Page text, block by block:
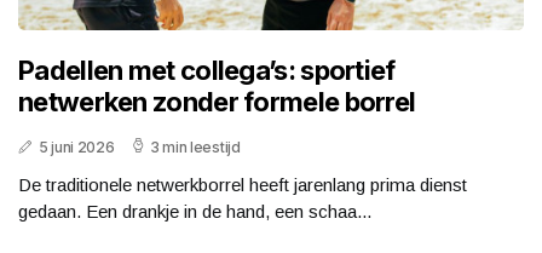
Padellen met collega’s: sportief
netwerken zonder formele borrel
5 juni 2026 3 min leestijd
De traditionele netwerkborrel heeft jarenlang prima dienst
gedaan. Een drankje in de hand, een schaa...